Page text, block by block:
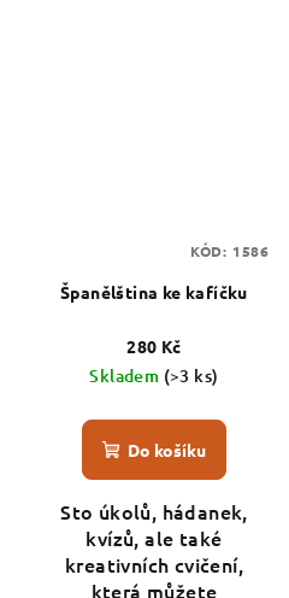
Španělština ke kafíčku
280 Kč
Skladem (>3 ks)
Do košíku
Sto úkolů, hádanek,
kvízů, ale také
kreativních cvičení,
která můžete
KÓD: 1586